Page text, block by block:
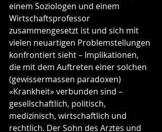
einem Soziologen und einem
Wirtschaftsprofessor
zusammengesetzt ist und sich mit
vielen neuartigen Problemstellungen
konfrontiert sieht – Implikationen,
die mit dem Auftreten einer solchen
(gewissermassen paradoxen)
«Krankheit» verbunden sind –
gesellschaftlich, politisch,
medizinisch, wirtschaftlich und
rechtlich. Der Sohn des Arztes und